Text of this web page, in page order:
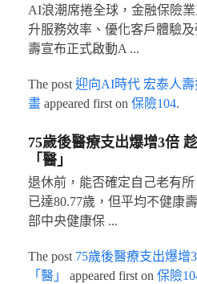
AI浪潮席捲全球，金融保險
升服務效率、優化客戶體驗
壽宣布正式啟動A ...
The post 迎向AI時代 宏泰人
畫appeared first on 保險104.
75歲後醫療支出爆增3倍
「醫」
退休前，能否確定自己老有
已達80.77歲，但平均不健康
部中央健康保 ...
The post 75歲後醫療支出爆增
「醫」
appeared first on 保險